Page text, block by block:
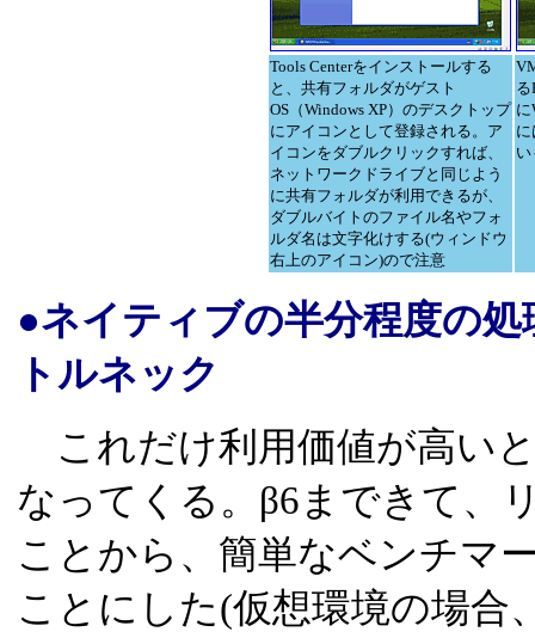
Tools Centerをインストールする
と、共有フォルダがゲスト
OS（Windows XP）のデスクトップ
にアイコンとして登録される。ア
イコンをダブルクリックすれば、
ネットワークドライブと同じよう
に共有フォルダが利用できるが、
ダブルバイトのファイル名やフォ
ルダ名は文字化けする(ウィンドウ
右上のアイコン)ので注意
る
に
●ネイティブの半分程度の
トルネック
これだけ利用価値が高い
なってくる。β6まできて、
ことから、簡単なベンチマ
ことにした(仮想環境の場合